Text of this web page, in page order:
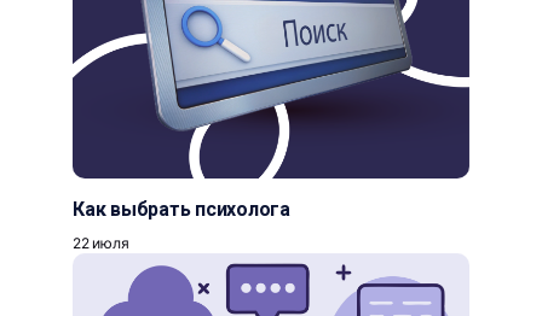
Как выбрать психолога
22 июля